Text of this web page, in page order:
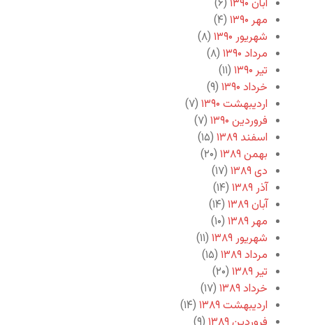
آبان ۱۳۹۰
(۶)
مهر ۱۳۹۰
(۴)
شهریور ۱۳۹۰
(۸)
مرداد ۱۳۹۰
(۸)
تیر ۱۳۹۰
(۱۱)
خرداد ۱۳۹۰
(۹)
اردیبهشت ۱۳۹۰
(۷)
فروردین ۱۳۹۰
(۷)
اسفند ۱۳۸۹
(۱۵)
بهمن ۱۳۸۹
(۲۰)
دی ۱۳۸۹
(۱۷)
آذر ۱۳۸۹
(۱۴)
آبان ۱۳۸۹
(۱۴)
مهر ۱۳۸۹
(۱۰)
شهریور ۱۳۸۹
(۱۱)
مرداد ۱۳۸۹
(۱۵)
تیر ۱۳۸۹
(۲۰)
خرداد ۱۳۸۹
(۱۷)
اردیبهشت ۱۳۸۹
(۱۴)